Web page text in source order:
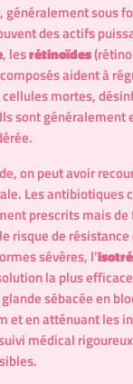
sous
des actifs
, lesrétinoïdes
composés aident à
mortes,
sont généralement
on peut avoir
Les antibiotiques
prescrits mais
risque de résistance
sévères, l’
la plus
sébacée en
et en atténuant les
médical